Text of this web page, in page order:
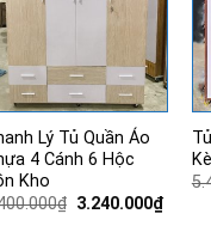
Lý Tủ Quần Áo
4 Cánh 6 Hộc
Kho
₫ Giá
3.240.000₫Giá